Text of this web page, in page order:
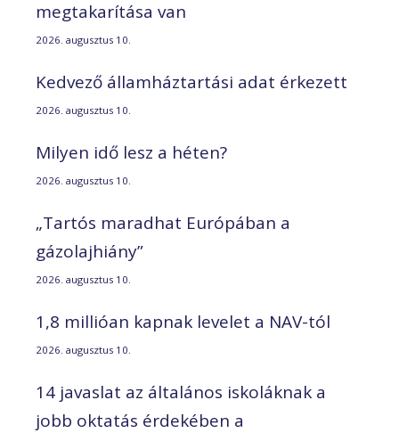
megtakarítása van
2026. augusztus 10.
Kedvező államháztartási adat érkezett
2026. augusztus 10.
Milyen idő lesz a héten?
2026. augusztus 10.
„Tartós maradhat Európában a
gázolajhiány”
2026. augusztus 10.
1,8 millióan kapnak levelet a NAV-tól
2026. augusztus 10.
14 javaslat az általános iskoláknak a
jobb oktatás érdekében a